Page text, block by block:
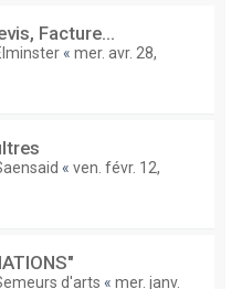
Facture...
« mer. avr. 28,
« ven. févr. 12,
d'arts « mer. janv.